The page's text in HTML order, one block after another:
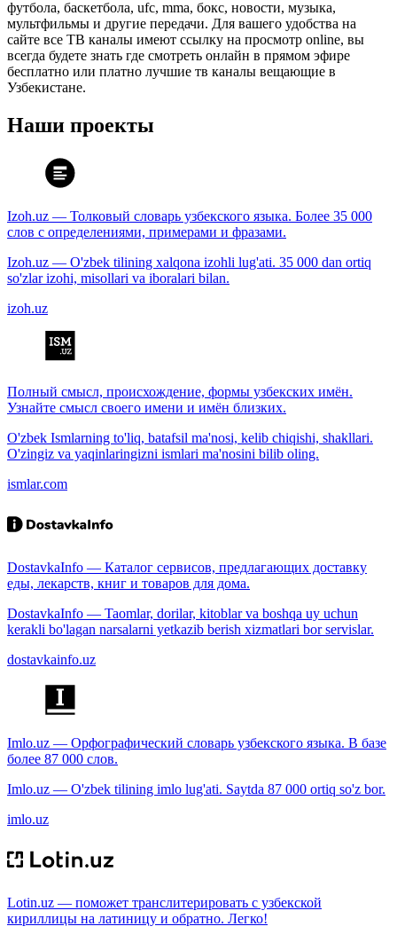
футбола, баскетбола, ufc, mma, бокс, новости, музыка,
мультфильмы и другие передачи. Для вашего удобства на
сайте все ТВ каналы имеют ссылку на просмотр online, вы
всегда будете знать где смотреть онлайн в прямом эфире
бесплатно или платно лучшие тв каналы вещающие в
Узбекистане.
Наши проекты
Izoh.uz — Толковый словарь узбекского языка. Более 35 000
слов с определениями, примерами и фразами.
Izoh.uz — O'zbek tilining xalqona izohli lug'ati. 35 000 dan ortiq
so'zlar izohi, misollari va iboralari bilan.
izoh.uz
Полный смысл, происхождение, формы узбекских имён.
Узнайте смысл своего имени и имён близких.
O'zbek Ismlarning to'liq, batafsil ma'nosi, kelib chiqishi, shakllari.
O'zingiz va yaqinlaringizni ismlari ma'nosini bilib oling.
ismlar.com
DostavkaInfo — Каталог сервисов, предлагающих доставку
еды, лекарств, книг и товаров для дома.
DostavkaInfo — Taomlar, dorilar, kitoblar va boshqa uy uchun
kerakli bo'lagan narsalarni yetkazib berish xizmatlari bor servislar.
dostavkainfo.uz
Imlo.uz — Орфографический словарь узбекского языка. В базе
более 87 000 слов.
Imlo.uz — O'zbek tilining imlo lug'ati. Saytda 87 000 ortiq so'z bor.
imlo.uz
Lotin.uz — поможет транслитерировать с узбекской
кириллицы на латиницу и обратно. Легко!